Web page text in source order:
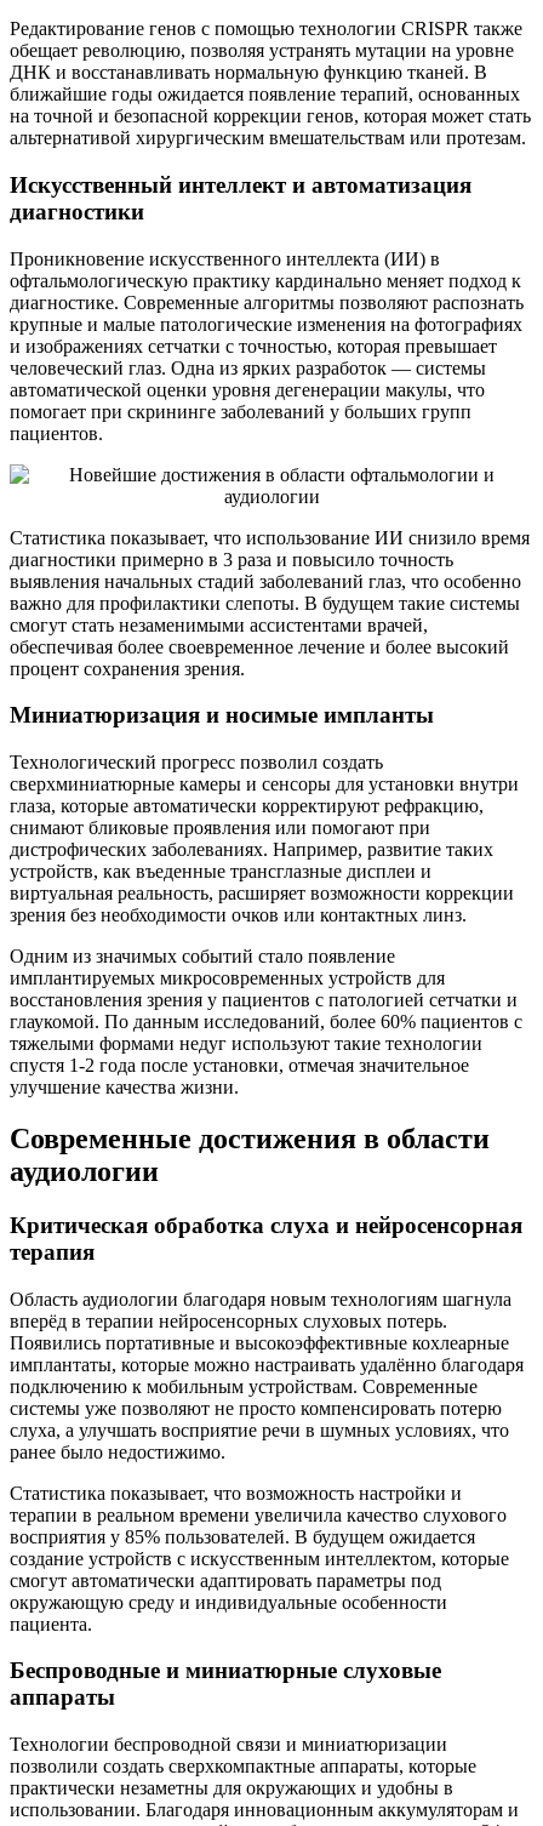
Редактирование генов с помощью технологии CRISPR также
обещает революцию, позволяя устранять мутации на уровне
ДНК и восстанавливать нормальную функцию тканей. В
ближайшие годы ожидается появление терапий, основанных
на точной и безопасной коррекции генов, которая может стать
альтернативой хирургическим вмешательствам или протезам.
Искусственный интеллект и автоматизация
диагностики
Проникновение искусственного интеллекта (ИИ) в
офтальмологическую практику кардинально меняет подход к
диагностике. Современные алгоритмы позволяют распознать
крупные и малые патологические изменения на фотографиях
и изображениях сетчатки с точностью, которая превышает
человеческий глаз. Одна из ярких разработок — системы
автоматической оценки уровня дегенерации макулы, что
помогает при скрининге заболеваний у больших групп
пациентов.
Статистика показывает, что использование ИИ снизило время
диагностики примерно в 3 раза и повысило точность
выявления начальных стадий заболеваний глаз, что особенно
важно для профилактики слепоты. В будущем такие системы
смогут стать незаменимыми ассистентами врачей,
обеспечивая более своевременное лечение и более высокий
процент сохранения зрения.
Миниатюризация и носимые импланты
Технологический прогресс позволил создать
сверхминиатюрные камеры и сенсоры для установки внутри
глаза, которые автоматически корректируют рефракцию,
снимают бликовые проявления или помогают при
дистрофических заболеваниях. Например, развитие таких
устройств, как въеденные трансглазные дисплеи и
виртуальная реальность, расширяет возможности коррекции
зрения без необходимости очков или контактных линз.
Одним из значимых событий стало появление
имплантируемых микросовременных устройств для
восстановления зрения у пациентов с патологией сетчатки и
глаукомой. По данным исследований, более 60% пациентов с
тяжелыми формами недуг используют такие технологии
спустя 1-2 года после установки, отмечая значительное
улучшение качества жизни.
Современные достижения в области
аудиологии
Критическая обработка слуха и нейросенсорная
терапия
Область аудиологии благодаря новым технологиям шагнула
вперёд в терапии нейросенсорных слуховых потерь.
Появились портативные и высокоэффективные кохлеарные
имплантаты, которые можно настраивать удалённо благодаря
подключению к мобильным устройствам. Современные
системы уже позволяют не просто компенсировать потерю
слуха, а улучшать восприятие речи в шумных условиях, что
ранее было недостижимо.
Статистика показывает, что возможность настройки и
терапии в реальном времени увеличила качество слухового
восприятия у 85% пользователей. В будущем ожидается
создание устройств с искусственным интеллектом, которые
смогут автоматически адаптировать параметры под
окружающую среду и индивидуальные особенности
пациента.
Беспроводные и миниатюрные слуховые
аппараты
Технологии беспроводной связи и миниатюризации
позволили создать сверхкомпактные аппараты, которые
практически незаметны для окружающих и удобны в
использовании. Благодаря инновационным аккумуляторам и